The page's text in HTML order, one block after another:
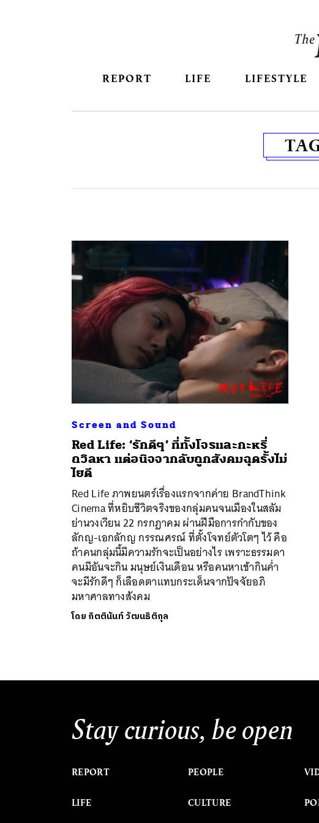
REPORT LIFE LIFESTYLE
Screen and Sound
Red Life: ‘รักดีๆ’ ที่ทั้งโจรและกะหรี่
ถวิลหา แต่อนิจจากลับถูกสังคมฉุดรั้งไม่
ไยดี
Red Life ภาพยนตร์เรื่องแรกจากค่าย BrandThink
Cinema ที่หยิบชีวิตจริงของกลุ่มคนจนเมืองในสลัม
ย่านวงเวียน 22 กรกฎาคม ผ่านฝีมือการกำกับของ
ลักญ-เอกลักญ กรรณศรณ์ ที่ตั้งโจทย์ตัวโตๆ ไว้ คือ
ถ้าคนกลุ่มนี้มีความรักจะเป็นอย่างไร เพราะธรรมดา
คนมีอันจะกิน มนุษย์เงินเดือน หรือคนหาเช้ากินค่ำ
จะมีรักดีๆ ก็เลือดตาแทบกระเด็นจากปัจจัยอภิ
มหาศาลทางสังคม
โดย กิตตินันท์ วัฒนธิติกุล
Stay curious, be open
REPORT
LIFE
PEOPLE
CULTURE